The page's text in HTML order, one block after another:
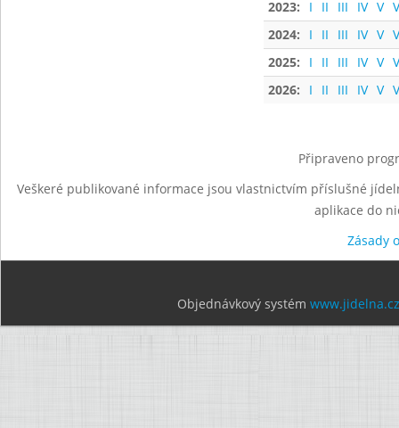
2023:
I II III IV V
2024:
I II III IV V
2025:
I II III IV V
2026:
I II III IV V
Připraveno
Veškeré publikované informace jsou vlastnictvím příslušné
aplikace do
Zásady
Objednávkový systém www.jidelna.cz